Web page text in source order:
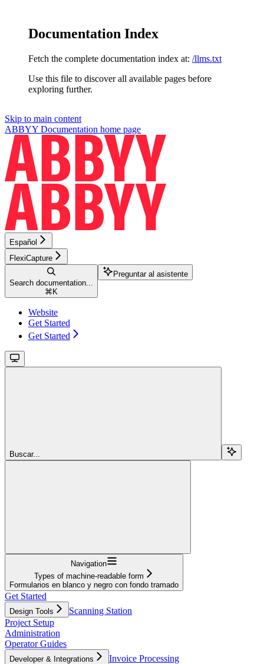
Documentation Index
Fetch the complete documentation index at: /llms.txt
Use this file to discover all available pages before
exploring further.
Skip to main content
ABBYY Documentation home page
Español
FlexiCapture
Search documentation...
⌘ K
Preguntar al asistente
Website
Get Started
Get Started
Buscar...
Navigation
Types of machine-readable form
Formularios en blanco y negro con fondo tramado
Get Started
Design Tools
Scanning Station
Project Setup
Administration
Operator Guides
Developer & Integrations
Invoice Processing